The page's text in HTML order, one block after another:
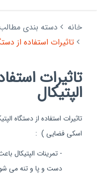
خانه دسته بندی
تاثیرات استفاده از
تاثیرات
الپتیکال
تاثیرات استفاده از دستگاه
اسکی فضایی ) :
- تمرینات الپتیکال
دست و پا و تنه می